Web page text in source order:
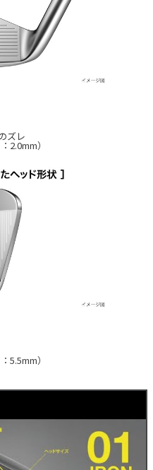
ズレ
2.0mm）
5.5mm）